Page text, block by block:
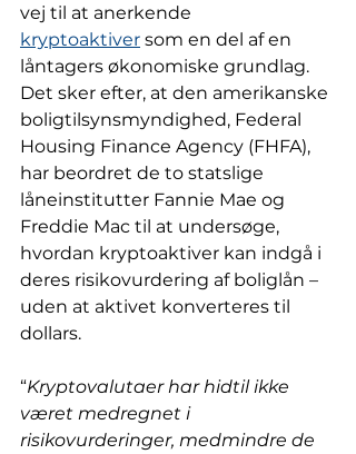
vej til at anerkende
kryptoaktiver som en del af en
låntagers økonomiske grundlag.
Det sker efter, at den amerikanske
boligtilsynsmyndighed, Federal
Housing Finance Agency (FHFA),
har beordret de to statslige
låneinstitutter Fannie Mae og
Freddie Mac til at undersøge,
hvordan kryptoaktiver kan indgå i
deres risikovurdering af boliglån –
uden at aktivet konverteres til
dollars.
“Kryptovalutaer har hidtil ikke
været medregnet i
risikovurderinger, medmindre de